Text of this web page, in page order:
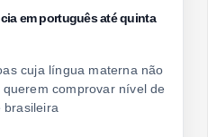
em português até quinta
cuja língua materna não
comprovar nível de
brasileira